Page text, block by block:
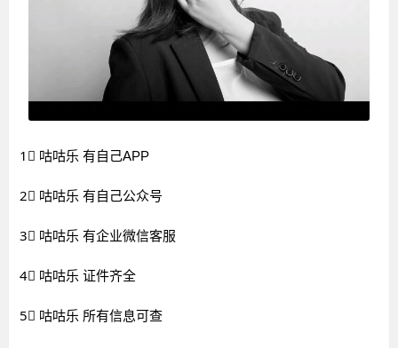
1⃣ 咕咕乐 有自己APP
2⃣ 咕咕乐 有自己公众号
3⃣ 咕咕乐 有企业微信客服
4⃣ 咕咕乐 证件齐全
5⃣ 咕咕乐 所有信息可查